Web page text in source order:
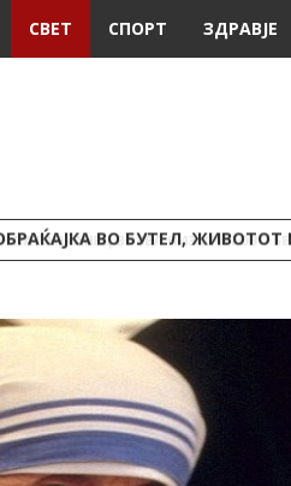
СВЕТ СПОРТ ЗДРАВЈЕ
ВО БУТЕЛ,